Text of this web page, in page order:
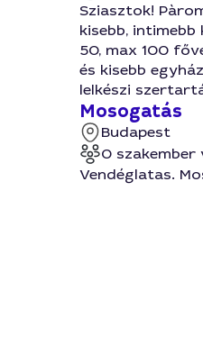
Sziasztok!
kisebb,
50, max 100
és kisebb
lelkészi
Mosogatás
Budapest
0 szakember
Vendéglatas.